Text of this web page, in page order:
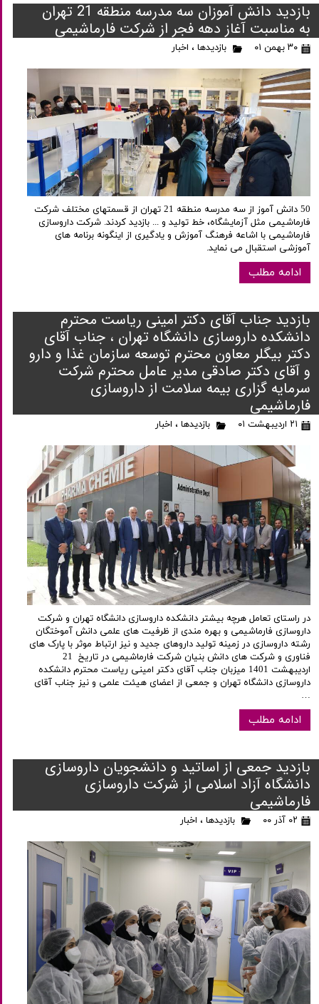
بازدید دانش آموزان سه مدرسه منطقه 21 تهران
به مناسبت آغاز دهه فجر از شرکت فارماشیمی
۳۰ بهمن ۰۱ بازدیدها ، اخبار
50 دانش آموز از سه مدرسه منطقه 21 تهران از قسمتهای مختلف شرکت
فارماشیمی مثل آزمایشگاه، خط تولید و ... بازدید کردند. شرکت داروسازی
فارماشیمی با اشاعه فرهنگ آموزش و یادگیری از اینگونه برنامه های
آموزشی استقبال می نماید.
ادامه مطلب
بازدید جناب آقای دکتر امینی ریاست محترم
دانشکده داروسازی دانشگاه تهران ، جناب آقای
دکتر بیگلر معاون محترم توسعه سازمان غذا و دارو
و آقای دکتر صادقی مدیر عامل محترم شرکت
سرمایه گزاری بیمه سلامت از داروسازی
فارماشیمی
۲۱ اردیبهشت ۰۱ بازدیدها ، اخبار
در راستای تعامل هرچه بیشتر دانشکده داروسازی دانشگاه تهران و شرکت
داروسازی فارماشیمی و بهره‌ مندی از ظرفیت های علمی دانش آموختگان
رشته داروسازی در زمینه تولید داروهای جدید و نیز ارتباط موثر با پارک های
فناوری و شرکت های دانش بنیان شرکت فارماشیمی در تاریخ 21
اردیبهشت 1401 میزبان جناب آقای دکتر امینی ریاست محترم دانشکده
داروسازی دانشگاه تهران و جمعی از اعضای هیئت علمی و نیز جناب آقای
…
ادامه مطلب
بازدید جمعی از اساتید و دانشجویان داروسازی
دانشگاه آزاد اسلامی از شرکت داروسازی
فارماشیمی
۰۲ آذر ۰۰ بازدیدها ، اخبار